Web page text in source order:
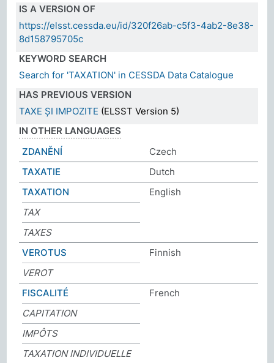
IS A VERSION OF
https://elsst.cessda.eu/id/320f26ab-c5f3-4ab2-8e38-
8d158795705c
KEYWORD SEARCH
Search for 'TAXATION' in CESSDA Data Catalogue
HAS PREVIOUS VERSION
TAXE ȘI IMPOZITE (ELSST Version 5)
IN OTHER LANGUAGES
ZDANĚNÍ
Czech
TAXATIE
Dutch
TAXATION
English
TAX
TAXES
VEROTUS
Finnish
VEROT
FISCALITÉ
French
CAPITATION
IMPÔTS
TAXATION INDIVIDUELLE